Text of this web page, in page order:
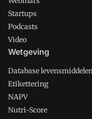
Startups
Podcasts
Video
Wetgeving
Database
Etikettering
NAPV
Nutri-Score